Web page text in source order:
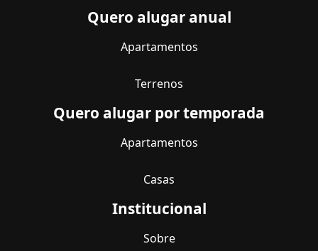
Quero alugar anual
Apartamentos
Terrenos
Quero alugar por temporada
Apartamentos
Casas
Institucional
Sobre